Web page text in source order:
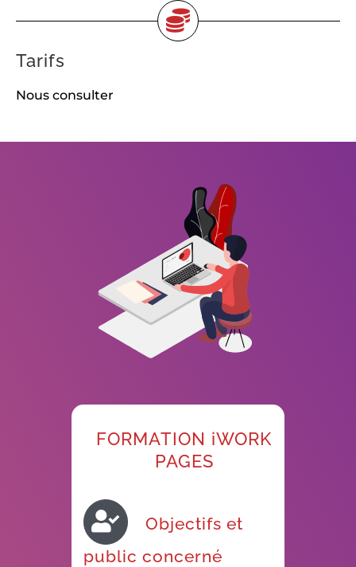
Tarifs
Nous consulter
FORMATION iWORK
PAGES
Objectifs et
public concerné